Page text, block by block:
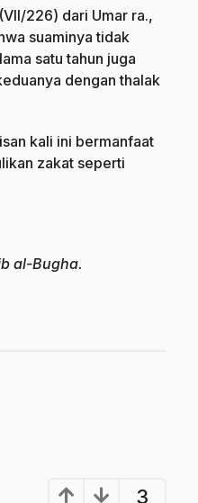
226) dari Umar ra.,
suaminya tidak
satu tahun juga
dengan thalak
kali ini bermanfaat
zakat seperti
al-Bugha.
3